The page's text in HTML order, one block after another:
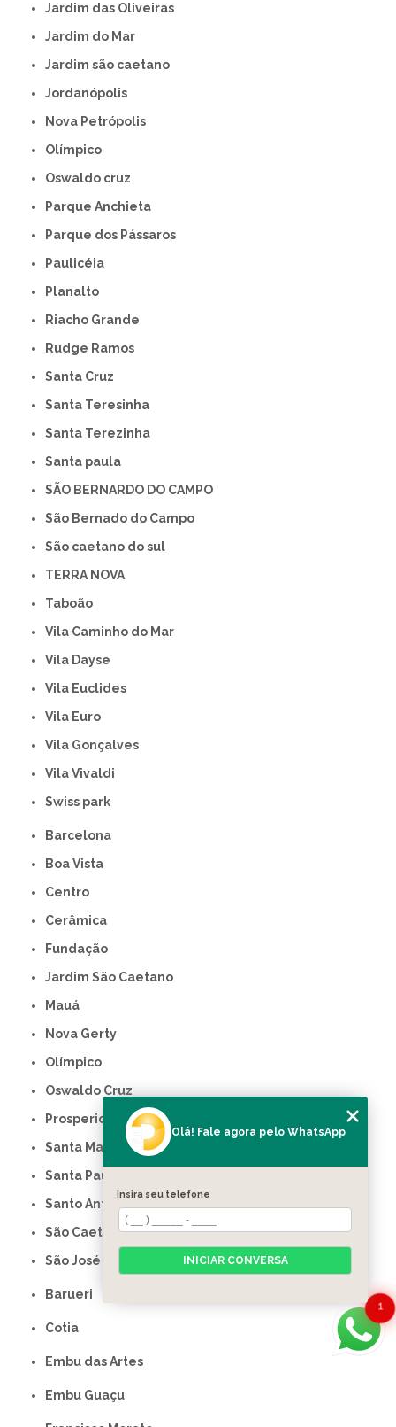
Jardim das Oliveiras
Jardim do Mar
Jardim são caetano
Jordanópolis
Nova Petrópolis
Olímpico
Oswaldo cruz
Parque Anchieta
Parque dos Pássaros
Paulicéia
Planalto
Riacho Grande
Rudge Ramos
Santa Cruz
Santa Teresinha
Santa Terezinha
Santa paula
SÃO BERNARDO DO CAMPO
São Bernado do Campo
São caetano do sul
TERRA NOVA
Taboão
Vila Caminho do Mar
Vila Dayse
Vila Euclides
Vila Euro
Vila Gonçalves
Vila Vivaldi
swiss park
Barcelona
Boa Vista
Centro
Cerâmica
Fundação
Jardim São Caetano
Mauá
Nova Gerty
Olímpico
Oswaldo Cruz
Prosperidade
Santa Maria
Santa Paula
Santo Antônio
São Caetano do Sul
São José
Barueri
Cotia
Embu das Artes
Embu Guaçu
1
Olá! Fale agora pelo WhatsApp
Insira seu telefone
INICIAR CONVERSA